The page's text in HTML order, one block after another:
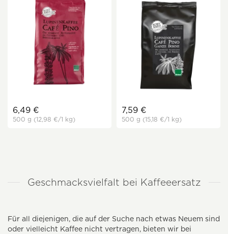
6,49 €
500 g (12,98 €/1 kg)
7,59 €
500 g (15,18 €/1 kg)
Geschmacksvielfalt bei Kaffeeersatz
Für all diejenigen, die auf der Suche nach etwas Neuem sind
oder vielleicht Kaffee nicht vertragen, bieten wir bei